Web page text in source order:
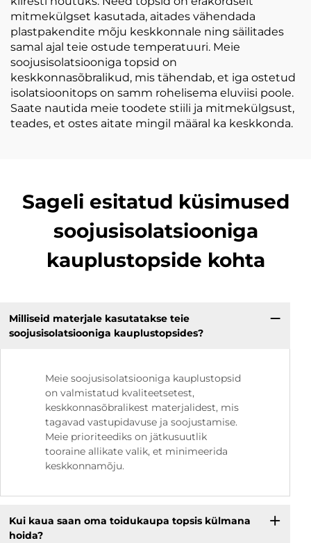
mitmekülgset kasutada, aitades vähendada
plastpakendite mõju keskkonnale ning säilitades
samal ajal teie ostude temperatuuri. Meie
soojusisolatsiooniga topsid on
keskkonnasõbralikud, mis tähendab, et iga ostetud
isolatsioonitops on samm rohelisema eluviisi poole.
Saate nautida meie toodete stiili ja mitmekülgsust,
teades, et ostes aitate mingil määral ka keskkonda.
Sageli esitatud küsimused
soojusisolatsiooniga
kauplustopside kohta
Milliseid materjale kasutatakse teie
soojusisolatsiooniga kauplustopsides?
Meie soojusisolatsiooniga kauplustopsid
on valmistatud kvaliteetsetest,
keskkonnasõbralikest materjalidest, mis
tagavad vastupidavuse ja soojustamise.
Meie prioriteediks on jätkusuutlik
tooraine allikate valik, et minimeerida
keskkonnamõju.
Kui kaua saan oma toidukaupa topsis külmana
hoida?